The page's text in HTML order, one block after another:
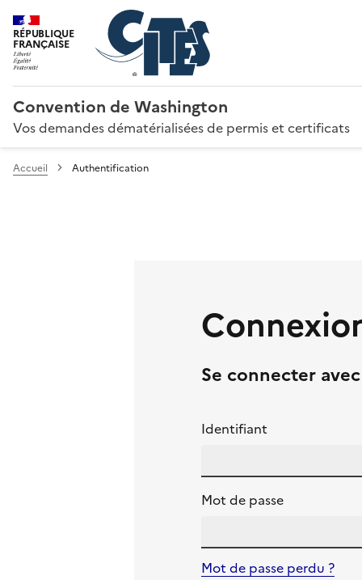
RÉPUBLIQUE
FRANÇAISE
Convention de Washington
Vos demandes dématérialisées de permis et certificats
Accueil Authentification
Se connecter
Identifiant
Mot de passe
Mot de passe perdu ?